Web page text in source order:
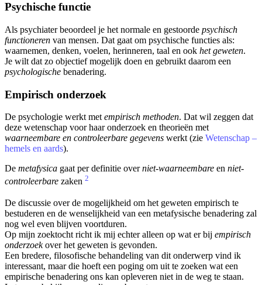
Psychische functie
Als psychiater beoordeel je het normale en gestoorde psychisch
functioneren van mensen. Dat gaat om psychische functies als:
waarnemen, denken, voelen, herinneren, taal en ook het geweten.
Je wilt dat zo objectief mogelijk doen en gebruikt daarom een
psychologische benadering.
Empirisch onderzoek
De psychologie werkt met empirisch methoden. Dat wil zeggen dat
deze wetenschap voor haar onderzoek en theorieën met
waarneembare en controleerbare gegevens werkt (zie Wetenschap –
hemels en aards).
De metafysica gaat per definitie overniet-waarneembare en niet-
controleerbare zaken 2
De discussie over de mogelijkheid om het geweten empirisch te
bestuderen en de wenselijkheid van een metafysische benadering zal
nog wel even blijven voortduren.
Op mijn zoektocht richt ik mij echter alleen op wat er bij empirisch
onderzoekover het geweten is gevonden.
Een bredere, filosofische behandeling van dit onderwerp vind ik
interessant, maar die hoeft een poging om uit te zoeken wat een
empirische benadering ons kan opleveren niet in de weg te staan.